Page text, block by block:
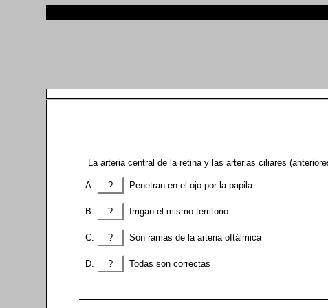
La arteria central de la retina y las arterias ciliares
? Penetran en el ojo por la papila
? Irrigan el mismo territorio
? Son ramas de la arteria oftálmica
? Todas son correctas